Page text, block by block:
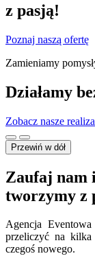
z pasją!
Poznaj naszą ofertę
Zamieniamy
Działamy
Zobacz nasze
Przewiń w dół
Zaufaj nam
tworzymy z
Agencja
przeliczyć na kilka
czegoś nowego.